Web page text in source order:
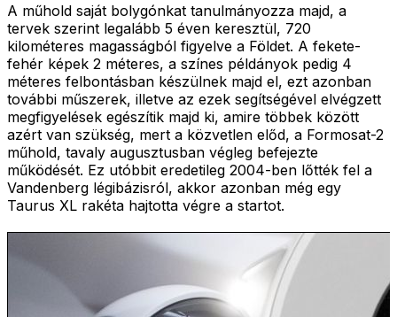
A műhold saját bolygónkat tanulmányozza majd, a
tervek szerint legalább 5 éven keresztül, 720
kilométeres magasságból figyelve a Földet. A fekete-
fehér képek 2 méteres, a színes példányok pedig 4
méteres felbontásban készülnek majd el, ezt azonban
további műszerek, illetve az ezek segítségével elvégzett
megfigyelések egészítik majd ki, amire többek között
azért van szükség, mert a közvetlen előd, a Formosat-2
műhold, tavaly augusztusban végleg befejezte
működését. Ez utóbbit eredetileg 2004-ben lőtték fel a
Vandenberg légibázisról, akkor azonban még egy
Taurus XL rakéta hajtotta végre a startot.